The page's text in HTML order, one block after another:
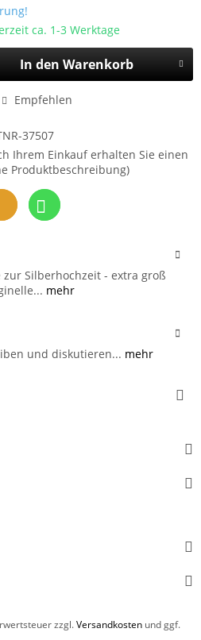
ca. 1-3 Werktage
In den Warenkorb
Empfehlen
37507
Ihrem Einkauf erhalten Sie einen
Produktbeschreibung)
zur Silberhochzeit - extra groß
mehr
und diskutieren... mehr
zzgl.Versandkosten und ggf.